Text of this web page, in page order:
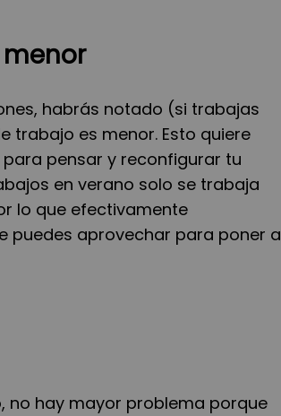
habrás notado (si trabajas
trabajo es menor. Esto quiere
pensar y reconfigurar tu
en verano solo se trabaja
lo que efectivamente
puedes aprovechar para poner a
no hay mayor problema porque